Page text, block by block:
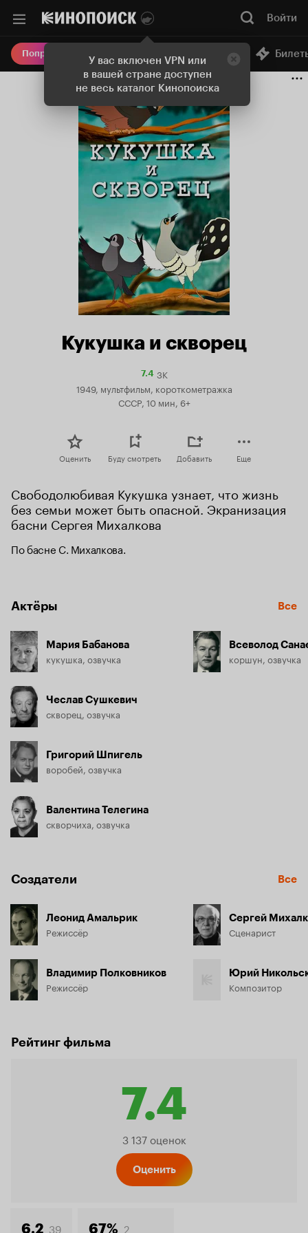
У вас включен VPN или
в вашей стране доступен
не весь каталог Кинопоиска
Войти
Попробовать Плюс Онлайн-кинотеатр
Кукушка и скворец
7.4Рейтинг
7.4
3K
1949, мультфильм, короткометражка
СССР, 10 мин, 6+
Оценить Буду смотреть Добавить Еще
Свободолюбивая Кукушка узнает, что жизнь
без семьи может быть опасной. Экранизация
басни Сергея Михалкова
По басне С. Михалкова.
Актёры Все
Мария Бабанова
кукушка, озвучка
Чеслав Сушкевич
скворец, озвучка
Григорий Шпигель
воробей, озвучка
Валентина Телегина
скворчиха, озвучка
Всеволод
коршун, озвучка
Создатели Все
Леонид Амальрик
Режиссёр
Владимир Полковников
Режиссёр
Сергей
Сценарист
Юрий
Композитор
Рейтинг фильма
7.4
Рейтинг
3 137 оценок
Оценить
6.2 39 67% 2